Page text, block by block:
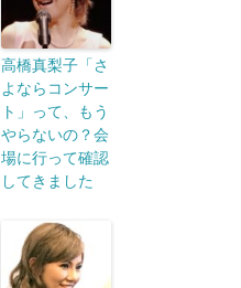
高橋真梨子「さ
よならコンサー
ト」って、もう
やらないの？会
場に行って確認
してきました